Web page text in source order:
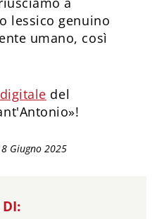
lessico genuino
umano, così
del
Giugno 2025
DI: